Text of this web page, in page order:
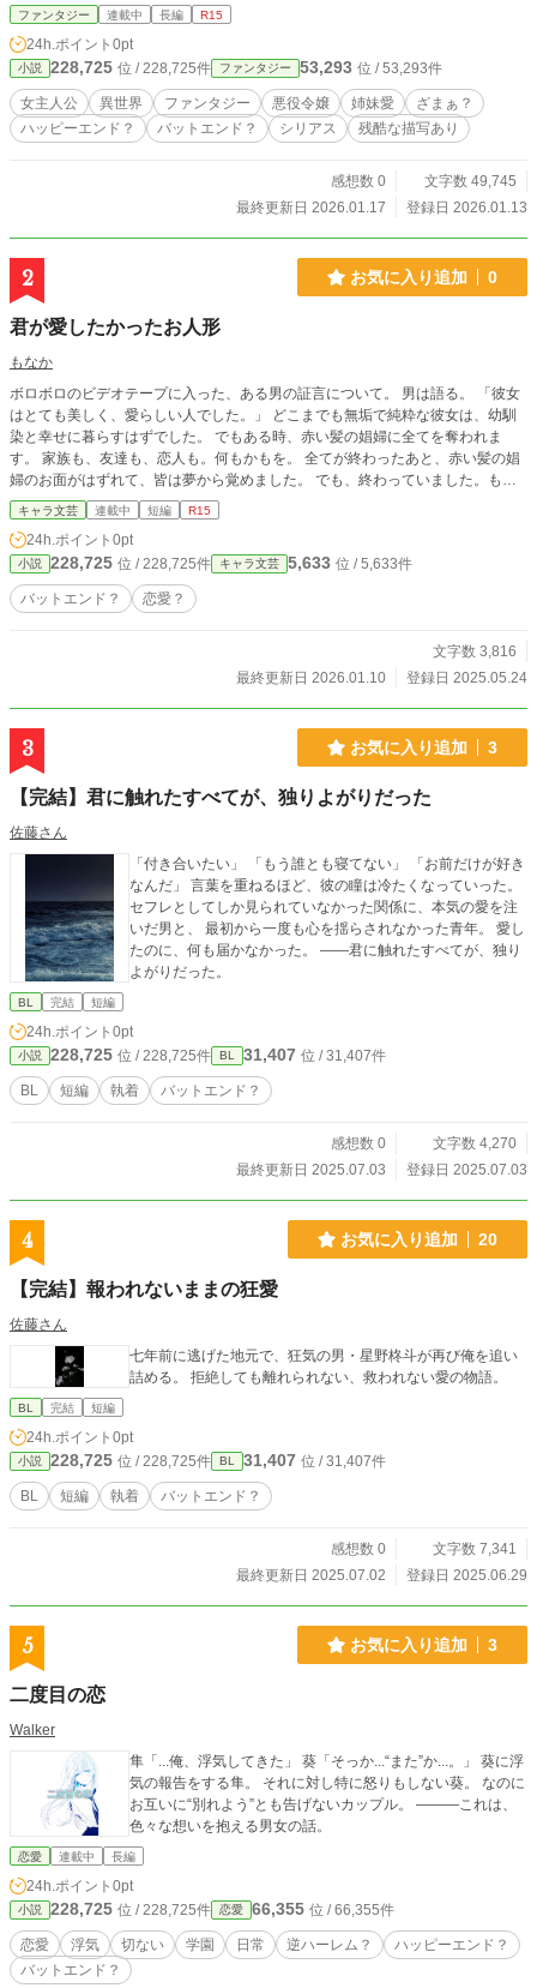
に、自らが憎まれ、悪と断じられる役を引き受けるしかない――。 ネメシアは
公爵家の闇を背負い、ルミナの光が曇らぬよう、すべてを敵に回す覚悟を決め
る。 ルミナが幸せになること、 そして、決して叶わない願いを胸に―― 彼女は
〈救済〉か〈破滅〉か、その結末へと歩き出す。 別のサイトでも投稿してま
す。
ファンタジー 連載中 長編 R15
24h.ポイント 0pt
小説 228,725 位 / 228,725件 ファンタジー 53,293 位 / 53,293件
女主人公 異世界 ファンタジー 悪役令嬢 姉妹愛
ざまぁ？
ハッピーエンド？
バットエンド？ シリアス 残酷な描写あり
感想数 0
文字数 49,745
最終更新日 2026.01.17
登録日 2026.01.13
2 お気に入り追加 0
君が愛したかったお人形
もなか
ボロボロのビデオテープに入った、ある男の証言について。 男は語る。 「彼女
はとても美しく、愛らしい人でした。」 どこまでも無垢で純粋な彼女は、幼馴
染と幸せに暮らすはずでした。 でもある時、赤い髪の娼婦に全てを奪われま
す。 家族も、友達も、恋人も。何もかもを。 全てが終わったあと、赤い髪の娼
婦のお面がはずれて、皆は夢から覚めました。 でも、終わっていました。もう
遅かったんです。僕達は間に合わなかった。 「だからこれは、僕達の罰で罪で
す。」 直後…爆炎が男の姿を飲み込んだ。 ーテープが止まる。 「少し巻き戻し
て。後ろ。そうそこ、拡大して。」 そこに写っていたのは、世界を引き裂き、
膿ませて、腐敗させ、それでもまだ足りずに暴れまわって、最期に美しく消えて
いった最愛の女。 「君はこんな時でも美しかったんだな。」 そっと画面を撫で
た。 「彼女は御母堂に会えたのだろうか。花は渡せただろうか。」 それは神の
キャラ文芸 連載中 短編 R15
24h.ポイント 0pt
小説 228,725 位 / 228,725件 キャラ文芸 5,633 位 / 5,633件
バットエンド？ 恋愛？
文字数 3,816
最終更新日 2026.01.10
登録日 2025.05.24
3 お気に入り追加 3
【完結】君に触れたすべてが、独りよがりだった
佐藤さん
「付き合いたい」 「もう誰とも寝てない」 「お前だけが好き
なんだ」 言葉を重ねるほど、彼の瞳は冷たくなっていった。
セフレとしてしか見られていなかった関係に、本気の愛を注
いだ男と、 最初から一度も心を揺らされなかった青年。 愛し
たのに、何も届かなかった。 ――君に触れたすべてが、独り
よがりだった。
BL 完結 短編
24h.ポイント 0pt
小説 228,725 位 / 228,725件 BL 31,407 位 / 31,407件
BL 短編 執着 バットエンド？
感想数 0
文字数 4,270
最終更新日 2025.07.03
登録日 2025.07.03
4 お気に入り追加 20
【完結】報われないままの狂愛
佐藤さん
七年前に逃げた地元で、狂気の男・星野柊斗が再び俺を追い
詰める。 拒絶しても離れられない、救われない愛の物語。
BL 完結 短編
24h.ポイント 0pt
小説 228,725 位 / 228,725件 BL 31,407 位 / 31,407件
BL 短編 執着 バットエンド？
感想数 0
文字数 7,341
最終更新日 2025.07.02
登録日 2025.06.29
5 お気に入り追加 3
二度目の恋
Walker
隼「...俺、浮気してきた」 葵「そっか...“また”か...。」 葵に浮
気の報告をする隼。 それに対し特に怒りもしない葵。 なのに
お互いに“別れよう”とも告げないカップル。 ―――これは、
色々な想いを抱える男女の話。
恋愛 連載中 長編
24h.ポイント 0pt
小説 228,725 位 / 228,725件 恋愛 66,355 位 / 66,355件
恋愛 浮気 切ない 学園 日常 逆ハーレム？
ハッピーエンド？
バットエンド？